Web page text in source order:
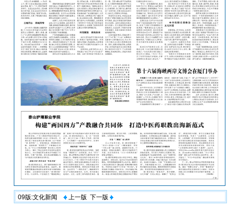
09版:文化新闻 上一版 下一版